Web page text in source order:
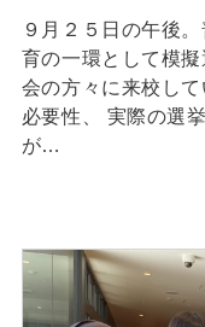
９月２５日の午後
育の一環として模
会の方々に来校し
必要性、 実際の選
が…